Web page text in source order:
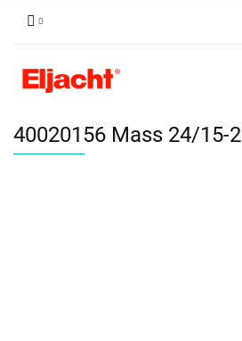
40020156 Mass 24/15-2